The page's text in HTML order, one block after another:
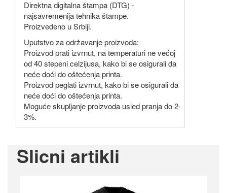
Direktna digitalna štampa (DTG) -
najsavremenija tehnika štampe.
Proizvedeno u Srbiji.
Uputstvo za održavanje proizvoda:
Proizvod prati izvrnut, na temperaturi ne većoj
od 40 stepeni celzijusa, kako bi se osigurali da
neće doći do oštećenja printa.
Proizvod peglati izvrnut, kako bi se osigurali da
neće doći do oštećenja printa.
Moguće skupljanje proizvoda usled pranja do 2-
3%.
Slicni artikli